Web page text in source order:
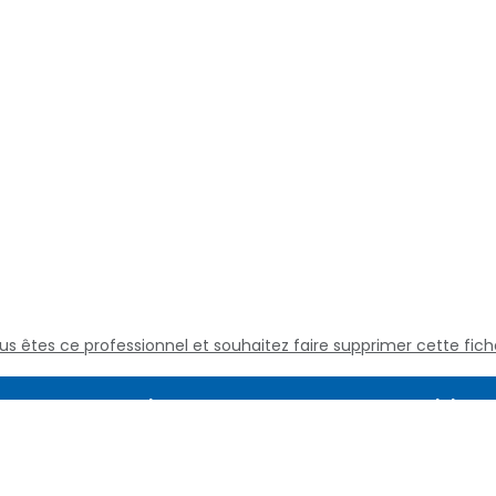
êtes ce professionnel et souhaitez faire supprimer cette
Assistance Juridique